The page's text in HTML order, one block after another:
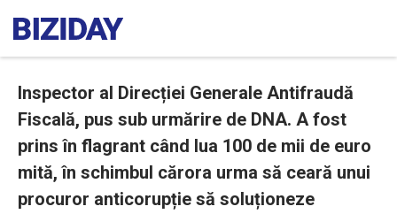
Inspector al Direcției Generale Antifraudă
Fiscală, pus sub urmărire de DNA. A fost
prins în flagrant când lua 100 de mii de euro
mită, în schimbul cărora urma să ceară unui
procuror anticorupție să soluționeze